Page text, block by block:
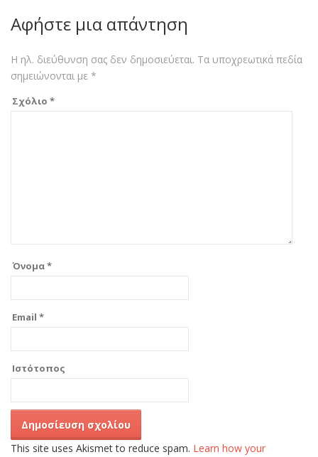
Αφήστε μια απάντηση
Η ηλ. διεύθυνση σας δεν δημοσιεύεται. Τα υποχρεωτικά πεδία
σημειώνονται με *
Σχόλιο *
Όνομα*
Email *
Ιστότοπος
This site uses Akismet to reduce spam. Learn how your